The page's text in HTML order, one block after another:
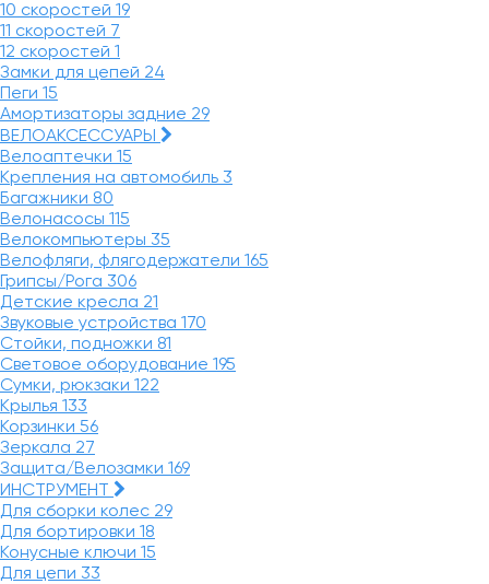
10 скоростей 19
11 скоростей 7
12 скоростей 1
Замки для цепей 24
Пеги 15
Амортизаторы задние 29
ВЕЛОАКСЕССУАРЫ
Велоаптечки 15
Крепления на автомобиль 3
Багажники 80
Велонасосы 115
Велокомпьютеры 35
Велофляги, флягодержатели 165
Грипсы/Рога 306
Детские кресла 21
Звуковые устройства 170
Стойки, подножки 81
Световое оборудование 195
Сумки, рюкзаки 122
Крылья 133
Корзинки 56
Зеркала 27
Защита/Велозамки 169
ИНСТРУМЕНТ
Для сборки колес 29
Для бортировки 18
Конусные ключи 15
Для цепи 33